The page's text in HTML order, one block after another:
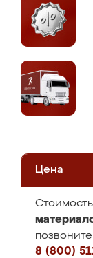
Цена
8 (800)